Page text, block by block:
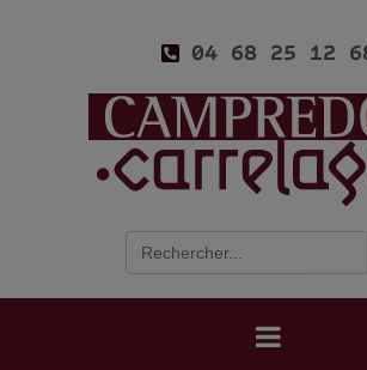
04 68 25 12
Search
for: